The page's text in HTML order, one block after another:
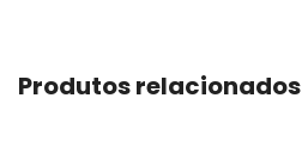
Produtos relacionados